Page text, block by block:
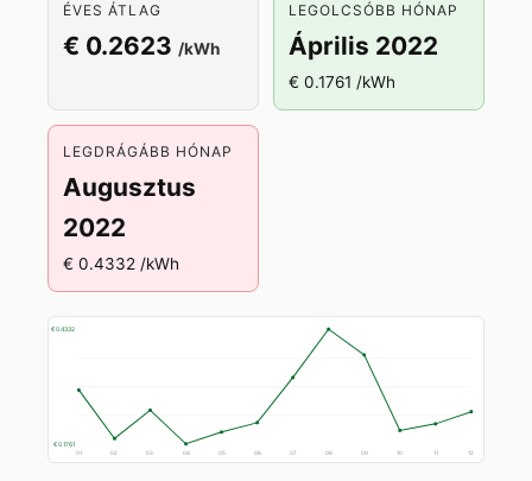
ÉVES ÁTLAG
€ 0.2623 /kWh
LEGOLCSÓBB HÓNAP
Április 2022
€ 0.1761 /kWh
LEGDRÁGÁBB HÓNAP
Augusztus
2022
€ 0.4332 /kWh
€ 0.4332
€ 0.1761
01 02 03 04 05 06 07 08 09 10 11 12